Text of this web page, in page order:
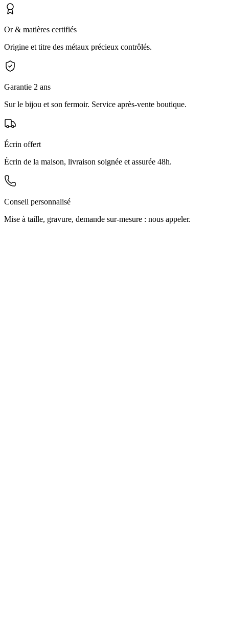
Or & matières certifiés
Origine et titre des métaux précieux contrôlés.
Garantie 2 ans
Sur le bijou et son fermoir. Service après-vente boutique.
Écrin offert
Écrin de la maison, livraison soignée et assurée 48h.
Conseil personnalisé
Mise à taille, gravure, demande sur-mesure : nous appeler.